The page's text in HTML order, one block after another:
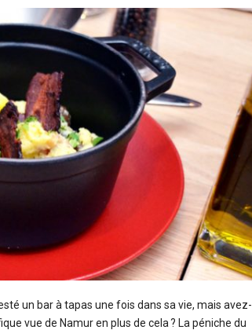
un bar à tapas une fois dans sa vie, mais avez-
vue de Namur en plus de cela ? La péniche du